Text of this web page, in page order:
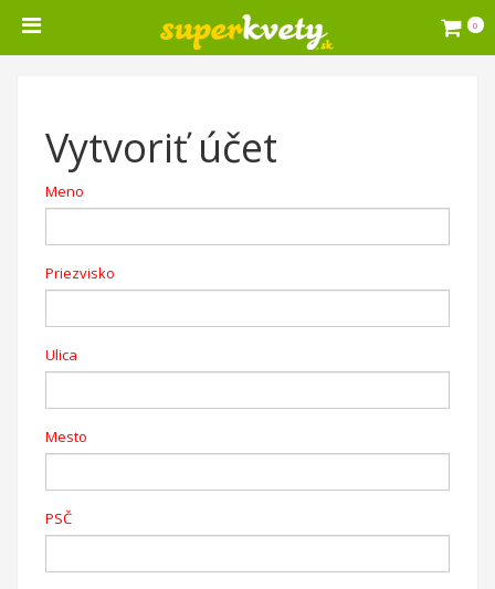
0
Vytvoriť účet
Meno
Priezvisko
Ulica
Mesto
PSČ